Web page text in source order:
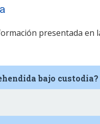
presentada en
bajo custodia?